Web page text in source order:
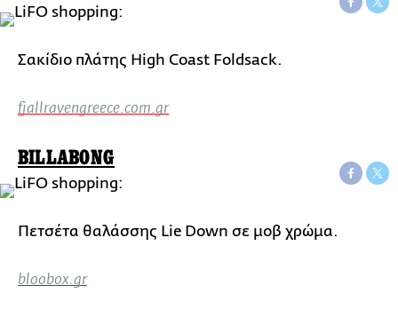
Σακίδιο πλάτης High Coast Foldsack.
fjallravengreece.com.gr
BILLABONG
Πετσέτα θαλάσσης Lie Down σε μοβ χρώμα.
bloobox.gr